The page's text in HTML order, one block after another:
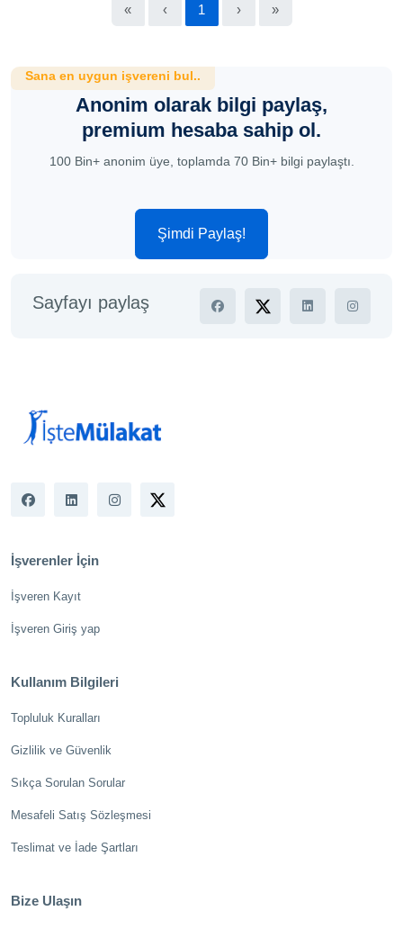
« ‹ 1 › »
Sana en uygun işvereni bul..
Anonim olarak bilgi paylaş,
premium hesaba sahip ol.
100 Bin+ anonim üye, toplamda 70 Bin+ bilgi paylaştı.
Şimdi Paylaş!
Sayfayı paylaş
İşverenler İçin
İşveren Kayıt
İşveren Giriş yap
Kullanım Bilgileri
Topluluk Kuralları
Gizlilik ve Güvenlik
Sıkça Sorulan Sorular
Mesafeli Satış Sözleşmesi
Teslimat ve İade Şartları
Bize Ulaşın